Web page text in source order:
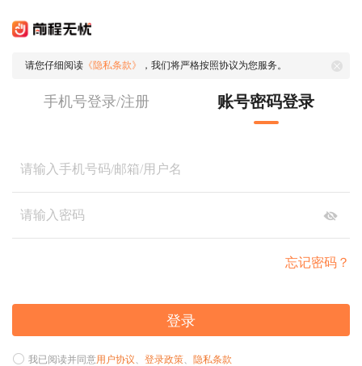
请您仔细阅读 《隐私条款》 ，我们将严格按照协议为您服务。
手机号登录/注册 账号密码登录
忘记密码？
登录
我已阅读并同意用户协议、 登录政策、 隐私条款